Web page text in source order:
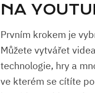
NA
Prvním krokem je
Můžete vytvářet
technologie, hry a
ve kterém se cítíte